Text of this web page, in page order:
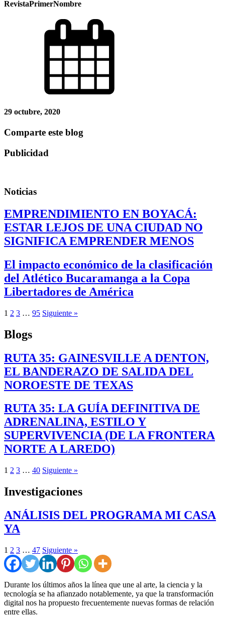
RevistaPrimerNombre
29 octubre, 2020
Comparte este blog
Publicidad
Noticias
EMPRENDIMIENTO EN BOYACÁ:
ESTAR LEJOS DE UNA CIUDAD NO
SIGNIFICA EMPRENDER MENOS
El impacto económico de la clasificación
del Atlético Bucaramanga a la Copa
Libertadores de América
1 2 3 … 95 Siguiente »
Blogs
RUTA 35: GAINESVILLE A DENTON,
EL BANDERAZO DE SALIDA DEL
NOROESTE DE TEXAS
RUTA 35: LA GUÍA DEFINITIVA DE
ADRENALINA, ESTILO Y
SUPERVIVENCIA (DE LA FRONTERA
NORTE A LAREDO)
1 2 3 … 40 Siguiente »
Investigaciones
ANÁLISIS DEL PROGRAMA MI CASA
YA
1 2 3 … 47 Siguiente »
Durante los últimos años la línea que une al arte, la ciencia y la
tecnología se ha afianzado notablemente, ya que la transformación
digital nos ha propuesto frecuentemente nuevas formas de relación
entre ellas.